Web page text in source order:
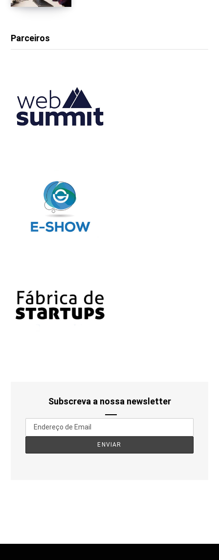
Parceiros
Subscreva a nossa newsletter